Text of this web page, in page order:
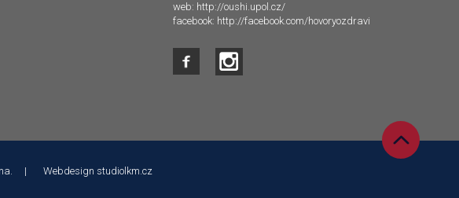
web: http://oushi.upol.cz/
facebook: http://facebook.com/hovoryozdravi
| Webdesign studiolkm.cz
tohoto webu s tím souhlasíte.